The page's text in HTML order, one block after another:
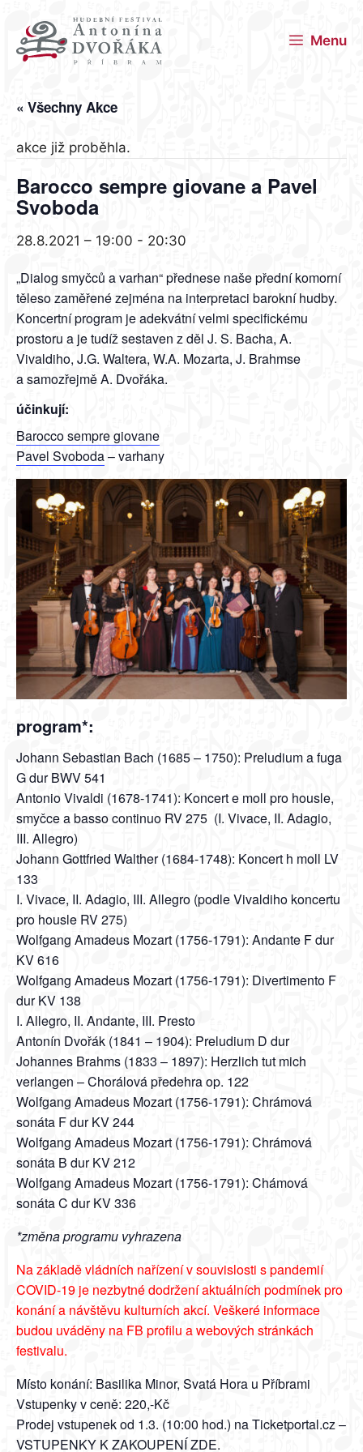
obsah
Menu
« Všechny Akce
akce již proběhla.
Barocco sempre giovane a Pavel
Svoboda
28.8.2021 – 19:00 - 20:30
„Dialog smyčců a varhan“ přednese naše přední komorní
těleso zaměřené zejména na interpretaci barokní hudby.
Koncertní program je adekvátní velmi specifickému
prostoru a je tudíž sestaven z děl J. S. Bacha, A.
Vivaldiho, J.G. Waltera, W.A. Mozarta, J. Brahmse
a samozřejmě A. Dvořáka.
účinkují:
Barocco sempre giovane
Pavel Svoboda– varhany
program*:
Johann Sebastian Bach (1685 – 1750): Preludium a fuga
G dur BWV 541
Antonio Vivaldi (1678-1741): Koncert e moll pro housle,
smyčce a basso continuo RV 275 (I. Vivace, II. Adagio,
III. Allegro)
Johann Gottfried Walther (1684-1748): Koncert h moll LV
133
I. Vivace, II. Adagio, III. Allegro (podle Vivaldiho koncertu
pro housle RV 275)
Wolfgang Amadeus Mozart (1756-1791): Andante F dur
KV 616
Wolfgang Amadeus Mozart (1756-1791): Divertimento F
dur KV 138
I. Allegro, II. Andante, III. Presto
Antonín Dvořák (1841 – 1904): Preludium D dur
Johannes Brahms (1833 – 1897): Herzlich tut mich
verlangen – Chorálová předehra op. 122
Wolfgang Amadeus Mozart (1756-1791): Chrámová
sonáta F dur KV 244
Wolfgang Amadeus Mozart (1756-1791): Chrámová
sonáta B dur KV 212
Wolfgang Amadeus Mozart (1756-1791): Chámová
sonáta C dur KV 336
*změna programu vyhrazena
Na základě vládních nařízení v souvislosti s pandemií
COVID-19 je nezbytné dodržení aktuálních podmínek pro
konání a návštěvu kulturních akcí. Veškeré informace
budou uváděny na FB profilu a webových stránkách
festivalu.
Místo konání: Basilika Minor, Svatá Hora u Příbrami
Vstupenky v ceně: 220,-Kč
Prodej vstupenek od 1.3. (10:00 hod.) na Ticketportal.cz –
VSTUPENKY K ZAKOUPENÍ ZDE.